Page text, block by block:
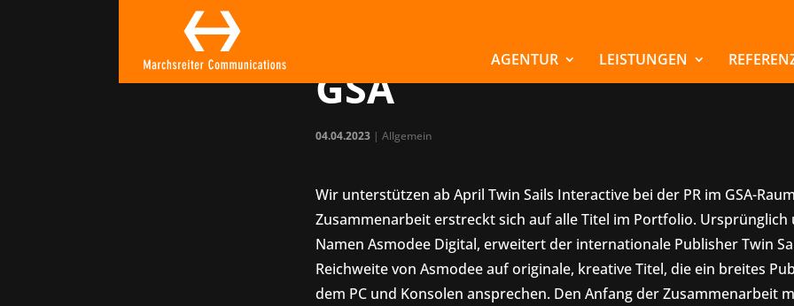
AGENTUR LEISTUNGEN
Twin Sails Interactive in
GSA
04.04.2023| Allgemein
Wir unterstützen ab April Twin Sails Interactive bei der PR im GSA-
Zusammenarbeit erstreckt sich auf alle Titel im Portfolio. Ursprünglich
Namen Asmodee Digital, erweitert der internationale Publisher Twin
Reichweite von Asmodee auf originale, kreative Titel, die ein breites
dem PC und Konsolen ansprechen. Den Anfang der Zusammenarbeit